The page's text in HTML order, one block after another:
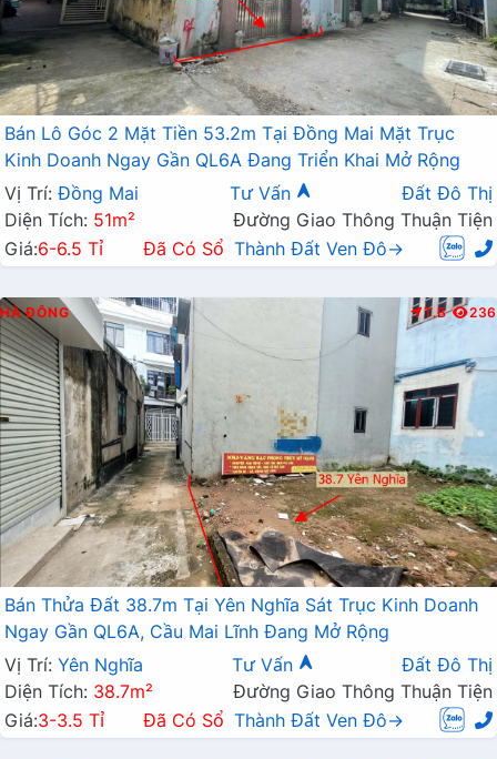
Bán Lô Góc 2 Mặt Tiền 53.2m Tại Đồng Mai Mặt Trục
Kinh Doanh Ngay Gần QL6A Đang Triển Khai Mở Rộng
Vị Trí: Đồng Mai Tư Vấn
Đất Đô Thị
Diện Tích: 51m²
Đường Giao Thông Thuận Tiện
Giá:6-6.5 Tỉ Đã Có Sổ Thành Đất Ven Đô→
HÀ ĐÔNG T.B 236
Bán Thửa Đất 38.7m Tại Yên Nghĩa Sát Trục Kinh Doanh
Ngay Gần QL6A, Cầu Mai Lĩnh Đang Mở Rộng
Vị Trí: Yên Nghĩa Tư Vấn
Đất Đô Thị
Diện Tích: 38.7m²
Đường Giao Thông Thuận Tiện
Giá:3-3.5 Tỉ Đã Có Sổ Thành Đất Ven Đô→